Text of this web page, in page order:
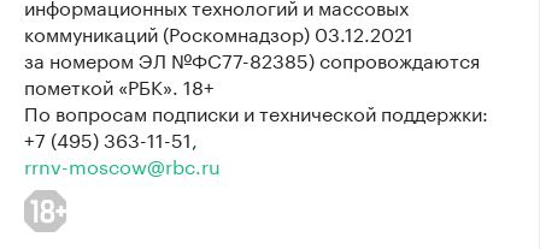
коммуникаций (Роскомнадзор) 03.12.2021
за номером ЭЛ №ФС77-82385) сопровождаются
пометкой «РБК». 18+
По вопросам подписки и технической поддержки:
+7 (495) 363-11-51,
rrnv-moscow@rbc.ru